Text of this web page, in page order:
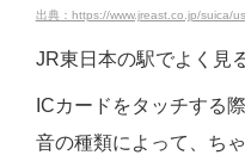
出典：https://www.jreast.co.jp/suica/
JR東日本の駅でよく見
ICカードをタッチする
音の種類によって、ち